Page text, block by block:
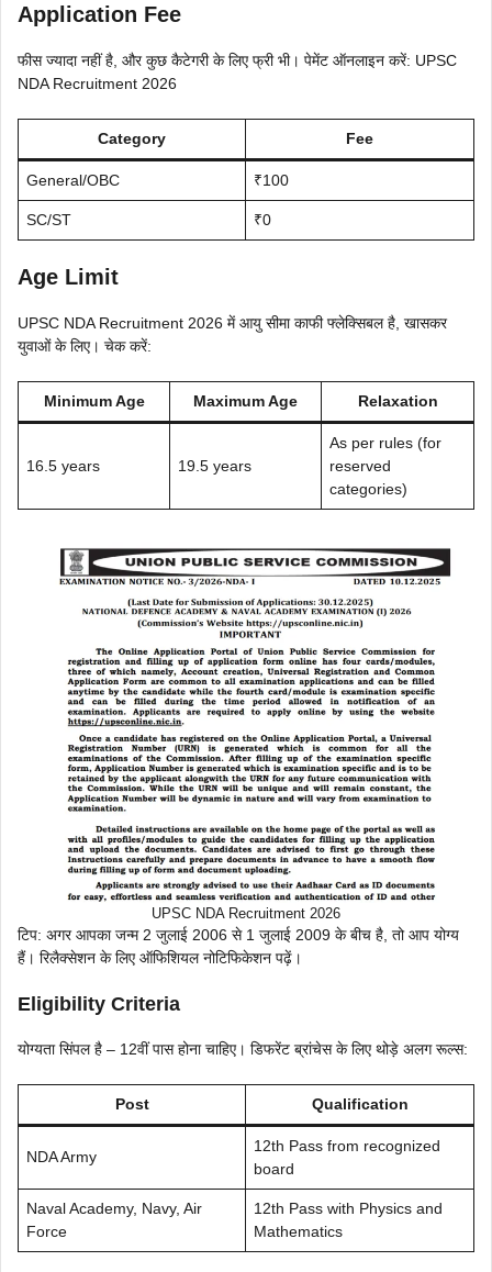
Application Fee
फीस ज्यादा नहीं है, और कुछ कैटेगरी के लिए फ्री भी। पेमेंट ऑनलाइन करें: UPSC
NDA Recruitment 2026
Category Fee
General/OBC ₹100
SC/ST ₹0
Age Limit
UPSC NDA Recruitment 2026 में आयु सीमा काफी फ्लेक्सिबल है, खासकर
युवाओं के लिए। चेक करें:
Minimum Age Maximum Age Relaxation
16.5 years 19.5 years
As per rules (for
reserved
categories)
UPSC NDA Recruitment 2026
टिप: अगर आपका जन्म 2 जुलाई 2006 से 1 जुलाई 2009 के बीच है, तो आप योग्य
हैं। रिलैक्सेशन के लिए ऑफिशियल नोटिफिकेशन पढ़ें।
Eligibility Criteria
योग्यता सिंपल है – 12वीं पास होना चाहिए। डिफरेंट ब्रांचेस के लिए थोड़े अलग रूल्स:
Post Qualification
NDA Army
12th Pass from recognized
board
Naval Academy, Navy, Air
Force
12th Pass with Physics and
Mathematics